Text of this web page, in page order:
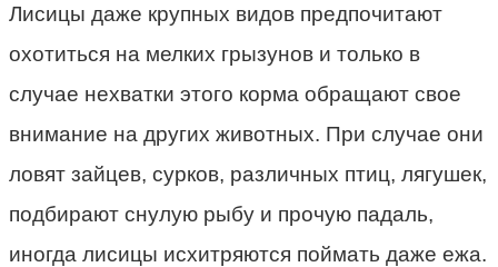
Лисицы даже крупных видов предпочитают
охотиться на мелких грызунов и только в
случае нехватки этого корма обращают свое
внимание на других животных. При случае они
ловят зайцев, сурков, различных птиц, лягушек,
подбирают снулую рыбу и прочую падаль,
иногда лисицы исхитряются поймать даже ежа.